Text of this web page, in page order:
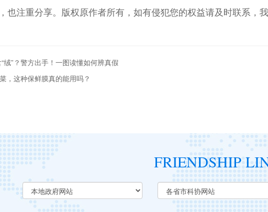
也注重分享。版权原作者所有，如有侵犯您的权益请及时联系，
绒”？警方出手！一图读懂如何辨真假
，这种保鲜膜真的能用吗？
FRIENDSHIP